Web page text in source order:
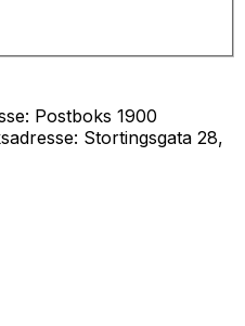
Postboks 1900
Stortingsgata 28,